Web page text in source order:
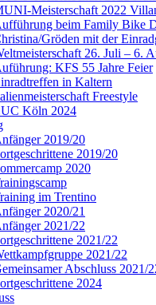
Meisterschaft 2022
beim Family Bike
Gröden mit der
26. Juli – 6.
KFS 55 Jahre Feier
in Kaltern
Freestyle
Köln 2024
2019/20
2019/20
2020
im Trentino
2020/21
2021/22
2021/22
2021/22
Abschluss 2021/
2024